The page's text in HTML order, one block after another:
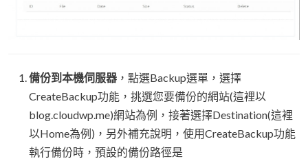
備份到本機伺服器 ，點選Backup選單，選擇
CreateBackup功能，挑選您要備份的網站(這裡以
blog.cloudwp.me)網站為例，接著選擇Destination(這裡
以Home為例)，另外補充說明，使用CreateBackup功能
執行備份時，預設的備份路徑是